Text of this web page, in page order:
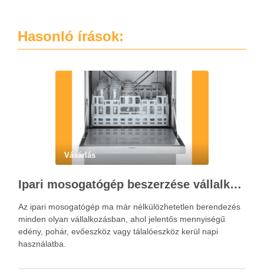
Hasonló írások:
Vásárlás
Ipari mosogatógép beszerzése vállalkozásoknak a hatékony konyhai működéshez
Az ipari mosogatógép ma már nélkülözhetetlen berendezés
minden olyan vállalkozásban, ahol jelentős mennyiségű
edény, pohár, evőeszköz vagy tálalóeszköz kerül napi
használatba.